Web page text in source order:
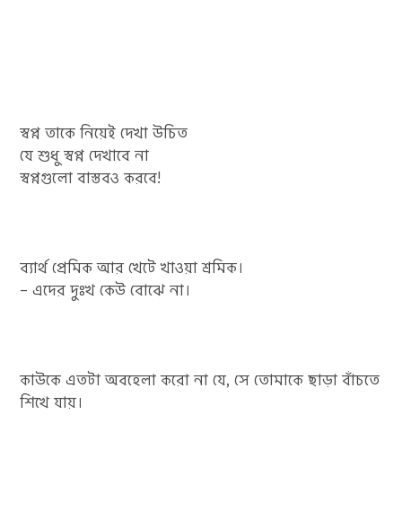
স্বপ্ন তাকে নিয়েই দেখা উচিত
যে শুধু স্বপ্ন দেখাবে না
স্বপ্নগুলো বাস্তবও করবে!
ব্যার্থ প্রেমিক আর খেটে খাওয়া শ্রমিক।
– এদের দুঃখ কেউ বোঝে না।
কাউকে এতটা অবহেলা করো না যে, সে তোমাকে ছাড়া বাঁচতে
শিখে যায়।